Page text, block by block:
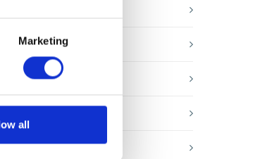
Marketing
all
Porady karierowe
Rozwiązania Microsoft
Trendy w SAP-ie